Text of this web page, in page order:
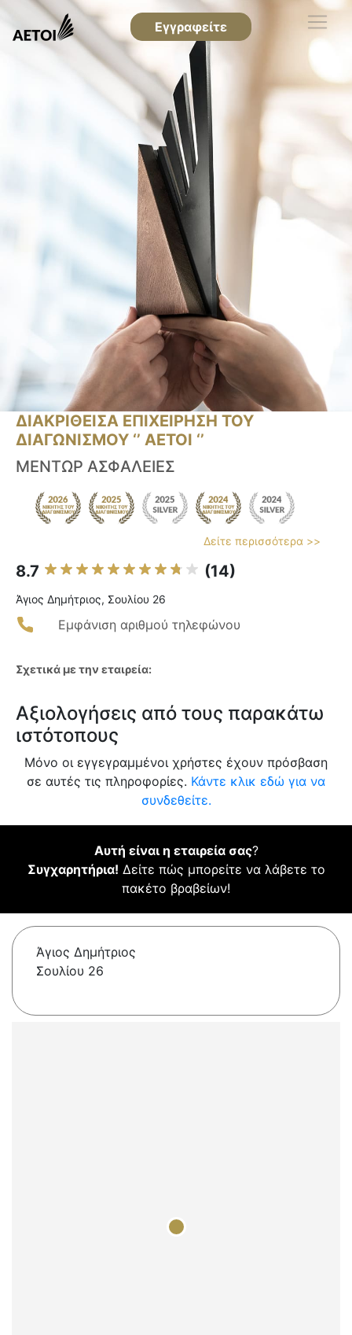
Εγγραφείτε
ΔΙΑΚΡΙΘΕΙΣΑ ΕΠΙΧΕΙΡΗΣΗ ΤΟΥ
ΔΙΑΓΩΝΙΣΜΟΥ ‘’ ΑΕΤΟΙ ‘’
ΜΕΝΤΩΡ ΑΣΦΑΛΕΙΕΣ
Δείτε περισσότερα >>
8.7 (14)
Άγιος Δημήτριος, Σουλίου 26
Εμφάνιση αριθμού τηλεφώνου
Σχετικά με την εταιρεία:
Αξιολογήσεις από τους παρακάτω
ιστότοπους
Μόνο οι εγγεγραμμένοι χρήστες έχουν πρόσβαση
σε αυτές τις πληροφορίες. Κάντε κλικ εδώ για να
συνδεθείτε.
Αυτή είναι η εταιρεία σας?
Συγχαρητήρια! Δείτε πώς μπορείτε να λάβετε το
πακέτο βραβείων!
Άγιος Δημήτριος
Σουλίου 26